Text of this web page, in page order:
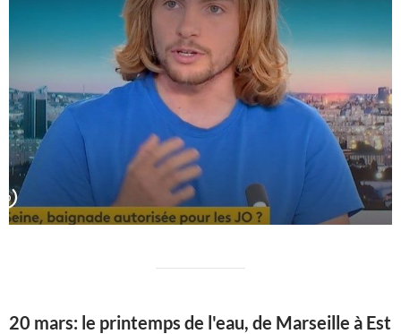
20 mars: le printemps de l'eau, de Marseille à Est